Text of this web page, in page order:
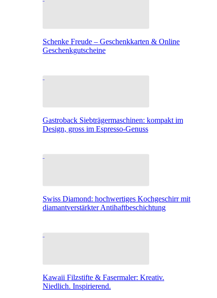
Schenke Freude – Geschenkkarten & Online
Geschenkgutscheine
Gastroback Siebträgermaschinen: kompakt im
Design, gross im Espresso-Genuss
Swiss Diamond: hochwertiges Kochgeschirr mit
diamantverstärkter Antihaftbeschichtung
Kawaii Filzstifte & Fasermaler: Kreativ.
Niedlich. Inspirierend.